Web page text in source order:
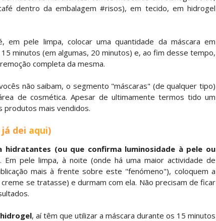
dentro da embalagem #risos), em tecido, em hidrogel
em pele limpa, colocar uma quantidade da máscara em
minutos (em algumas, 20 minutos) e, ao fim desse tempo,
completa da mesma.
não saibam, o segmento "máscaras" (de qualquer tipo)
de cosmética. Apesar de ultimamente termos tido um
produtos mais vendidos.
dei aqui)
hidratantes (ou que confirma luminosidade à pele ou
. Em pele limpa, à noite (onde há uma maior actividade de
mais à frente sobre este "fenómeno"), coloquem a
se tratasse) e durmam com ela. Não precisam de ficar
, aí têm que utilizar a máscara durante os 15 minutos